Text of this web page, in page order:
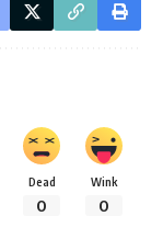
Dead
0
Wink
0